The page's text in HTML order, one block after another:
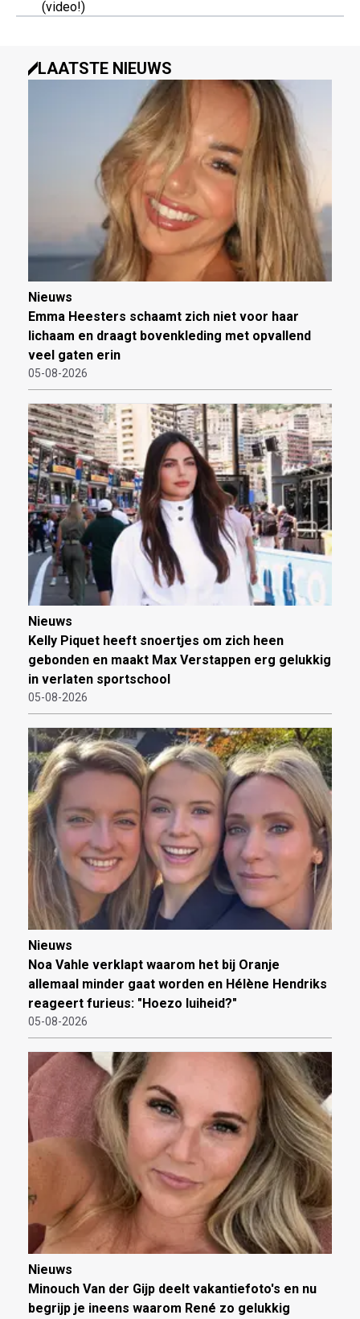
(video!)
LAATSTE NIEUWS
Nieuws
Emma Heesters schaamt zich niet voor haar
lichaam en draagt bovenkleding met opvallend
veel gaten erin
05-08-2026
Nieuws
Kelly Piquet heeft snoertjes om zich heen
gebonden en maakt Max Verstappen erg gelukkig
in verlaten sportschool
05-08-2026
Nieuws
Noa Vahle verklapt waarom het bij Oranje
allemaal minder gaat worden en Hélène Hendriks
reageert furieus: "Hoezo luiheid?"
05-08-2026
Nieuws
Minouch Van der Gijp deelt vakantiefoto's en nu
begrijp je ineens waarom René zo gelukkig